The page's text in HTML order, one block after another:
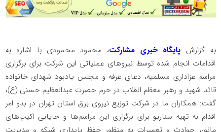
به گزارش پایگاه خبری مشارکت، محمود محمودی با اشاره به
اقدامات انجام شده توسط نیروهای عملیاتی این شرکت برای برگزاری
مراسم عزاداری مسلمیه، دعای عرفه و مجلس یادبود شهدای خانواده
قائد شهید و رهبر معظم انقلاب در حرم حضرت عبدالعظیم حسنی (ع)،
گفت: همکاران ما در شرکت توزیع نیروی برق استان تهران در بدو امر
اقدام به تهیه سناریو برای برگزاری این مراسم‌ها و جایابی اکیپ‌های